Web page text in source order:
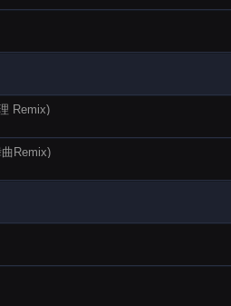
Remix)
Remix)